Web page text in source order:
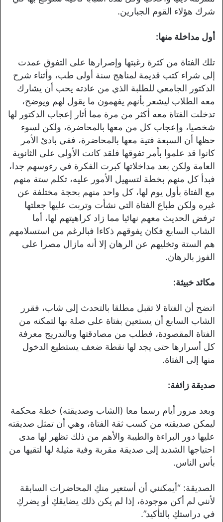
شرك هؤلاء القوم الجبارين.
أول مداخلة منها:
تلك الفتاة من كثرة رغبتها وإصرارها على التفوق عمدت
إلى شراء كتب قديمة لمناهج سنة أولى طب، وأثناء شرح
الدكتور الجامعي للطلبة الذي من عادته يحب أن يشارك
معه الطلاب ليشعر بأنهم يفهمون ما يقول لهم ويوضح،
تدخلت الفتاة معه أكثر من مرة مما أثار إعجاب الدكتور لها
شخصيا، وإعجاب كل من معها بالمحاضرة، ولكن لسوء
حظها أن السبعة فتية معها بالمحاضرة، ففي بادئ الأمر
كانوا قد علموا بأمر تفوقها فلقد كانت الأولى على الثانوية
العامة ولكن بعد مداخلاتها كبرت الفكرة في رءوسهم جدا،
فبدأ كل منهم بخطة لتسهيل الأمور عليه، تكلم ستة منهم
مع الفتاة بأول يوم لها، كل واحد منهم بحجة مختلفة عن
غيره ولكن طباع الفتاة التي نشأت وتربت عليها جعلتها
ترفض الحديث معهم نهائيا مما زاد كراهيتهم لها، أما
الشاب السابع فكان يفوقهم ذكاءا فبالرغم من استسلامهم
هم الستة وتخليهم عن الرهان إلا أنه مازال مصرا على
الفوز بالرهان.
مكائد خبيثة:
اتضح أن الفتاة لا تقبل مطلقا بالتحدث إلى شاب، فقرر
الشاب السابع أن يستعين بفتاة على صلة بها لتمكنه من
الفتاة المقصودة، فطلب من مصادقتها وبالتدريج معرفة
كل أسرارها حتى يجد لها نقطة ضعف يستطيع الدخول
منها إلى الفتاة.
صديقة زائفة:
وبعد مرور أيام رسما معا (الشاب وصديقته) خطة محكمة
ليمكن صديقته من كسب ثقة الفتاة، وهي أن تمثل صديقته
عليها دور البراءة والطيبة والأهم من ذلك تظهر لها مدى
احتياجها الشديد إلى صديقة مقربة وفية مثيلة لها لتقيها من
بأس الناس.
الصديقة: “أيمكنني أن أستعير منكِ المحاضرات السابقة
لأنني لم أكن موجودة، إذا لم يكن ذلك يضايقكِ أو يضركِ
في دراستكِ بالتأكيد”.